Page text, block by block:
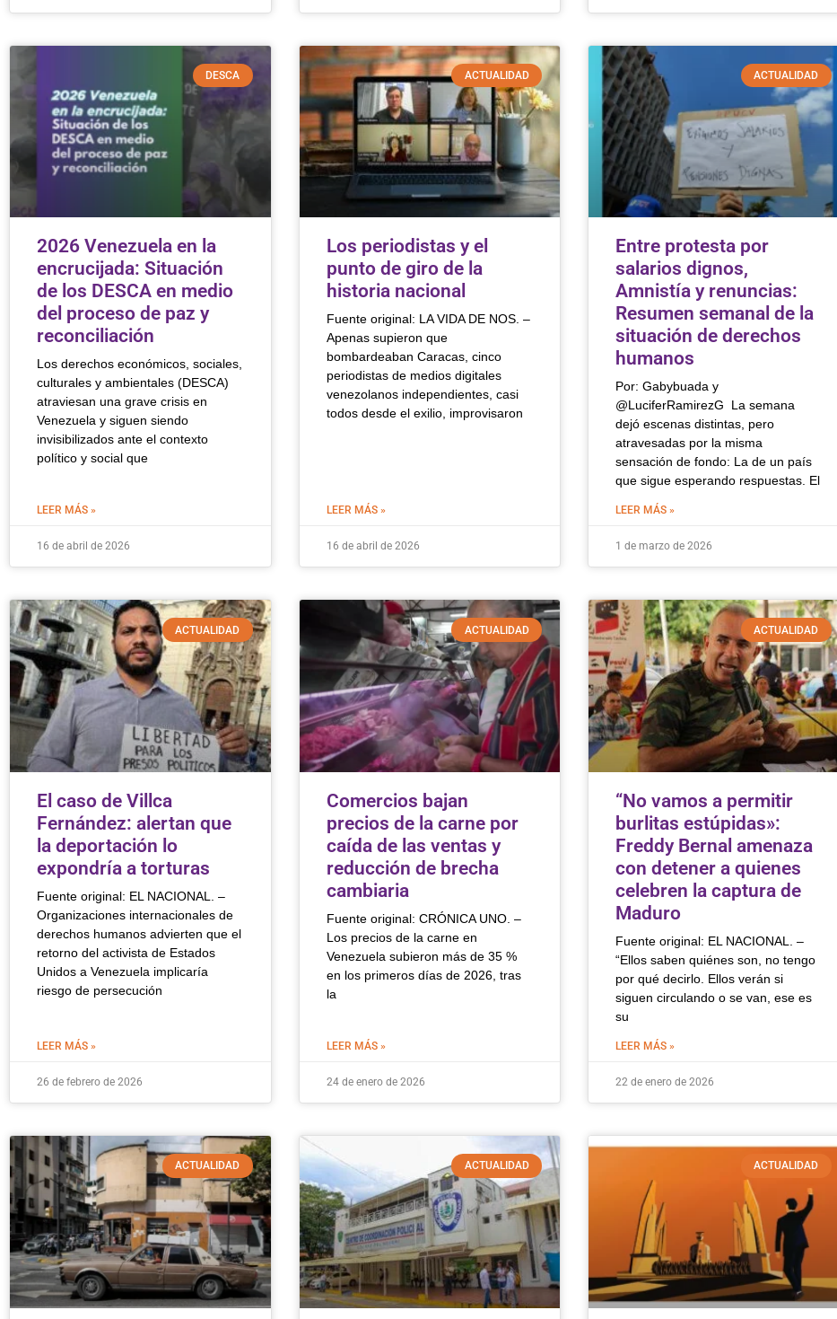
DESCA
2026 Venezuela en la
encrucijada: Situación
de los DESCA en medio
del proceso de paz y
reconciliación
Los derechos económicos, sociales,
culturales y ambientales (DESCA)
atraviesan una grave crisis en
Venezuela y siguen siendo
invisibilizados ante el contexto
político y social que
LEER MÁS »
16 de abril de 2026
ACTUALIDAD
Los periodistas y el
punto de giro de la
historia nacional
Fuente original: LA VIDA DE NOS. –
Apenas supieron que
bombardeaban Caracas, cinco
periodistas de medios digitales
venezolanos independientes, casi
todos desde el exilio, improvisaron
LEER MÁS »
16 de abril de 2026
ACTUALIDAD
Entre protesta por
salarios dignos,
Amnistía y renuncias:
Resumen semanal de la
situación de derechos
humanos
Por: Gabybuada y
@LuciferRamirezG La semana
dejó escenas distintas, pero
atravesadas por la misma
sensación de fondo: La de un país
que sigue esperando respuestas. El
LEER MÁS »
1 de marzo de 2026
ACTUALIDAD
El caso de Villca
Fernández: alertan que
la deportación lo
expondría a torturas
Fuente original: EL NACIONAL. –
Organizaciones internacionales de
derechos humanos advierten que el
retorno del activista de Estados
Unidos a Venezuela implicaría
riesgo de persecución
LEER MÁS »
26 de febrero de 2026
ACTUALIDAD
Comercios bajan
precios de la carne por
caída de las ventas y
reducción de brecha
cambiaria
Fuente original: CRÓNICA UNO. –
Los precios de la carne en
Venezuela subieron más de 35 %
en los primeros días de 2026, tras
la
LEER MÁS »
24 de enero de 2026
ACTUALIDAD
“No vamos a permitir
burlitas estúpidas»:
Freddy Bernal amenaza
con detener a quienes
celebren la captura de
Maduro
Fuente original: EL NACIONAL. –
“Ellos saben quiénes son, no tengo
por qué decirlo. Ellos verán si
siguen circulando o se van, ese es
su
LEER MÁS »
22 de enero de 2026
ACTUALIDAD ACTUALIDAD ACTUALIDAD